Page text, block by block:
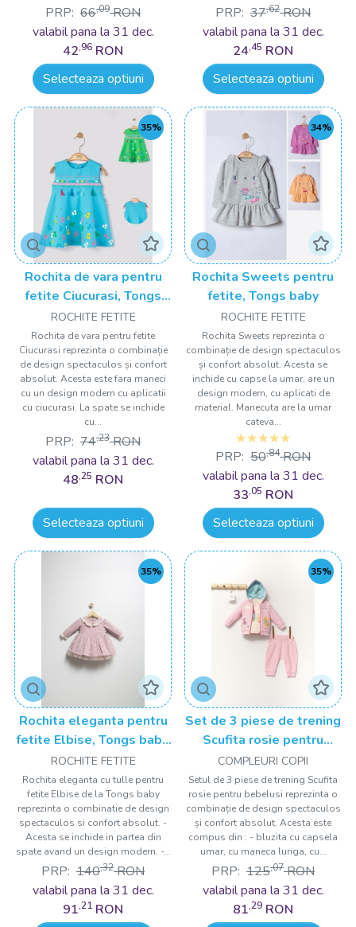
PRP: 66,09 RON
valabil pana la 31 dec.
42,96 RON
Selecteaza optiuni
PRP: 37,62 RON
valabil pana la 31 dec.
24,45 RON
Selecteaza optiuni
35%
Rochita de vara pentru
fetite Ciucurasi, Tongs
baby
ROCHITE FETITE
Rochita de vara pentru fetite
Ciucurasi reprezinta o combinație
de design spectaculos și confort
absolut. Acesta este fara maneci
cu un design modern cu aplicatii
cu ciucurasi. La spate se inchide
cu...
PRP: 74,23 RON
valabil pana la 31 dec.
48,25 RON
Selecteaza optiuni
34%
Rochita Sweets pentru
fetite, Tongs baby
ROCHITE FETITE
Rochita Sweets reprezinta o
combinație de design spectaculos
și confort absolut. Acesta se
inchide cu capse la umar, are un
design modern, cu aplicati de
material. Manecuta are la umar
cateva...
PRP: 50,84 RON
valabil pana la 31 dec.
33,05 RON
Selecteaza optiuni
35%
Rochita eleganta pentru
fetite Elbise, Tongs baby,
cu tulle si volane
ROCHITE FETITE
Rochita eleganta cu tulle pentru
fetite Elbise de la Tongs baby
reprezinta o combinatie de design
spectaculos si confort absolut. -
Acesta se inchide in partea din
spate avand un design modern. -...
PRP: 140,32 RON
valabil pana la 31 dec.
91,21 RON
35%
Set de 3 piese de trening
Scufita rosie pentru
bebelusi, Tongs baby
COMPLEURI COPII
Setul de 3 piese de trening Scufita
rosie pentru bebelusi reprezinta o
combinație de design spectaculos
și confort absolut. Acesta este
compus din : - bluzita cu capsela
umar, cu maneca lunga, cu...
PRP: 125,07 RON
valabil pana la 31 dec.
81,29 RON